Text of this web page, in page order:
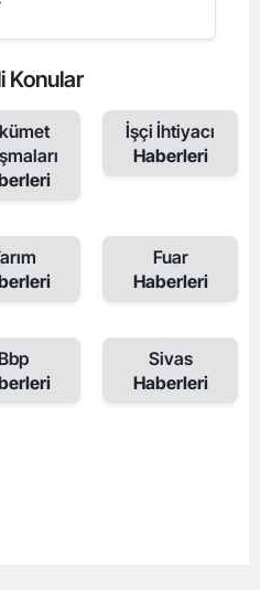
Konular
İşçi İhtiyacı
Haberleri
Fuar
Haberleri
Sivas
Haberleri